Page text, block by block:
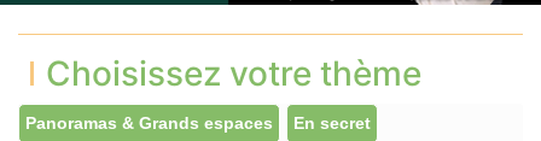
Choisissez votre thème
Panoramas & Grands espaces En secret